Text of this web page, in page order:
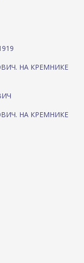
НА КРЕМНИКЕ
НА КРЕМНИКЕ